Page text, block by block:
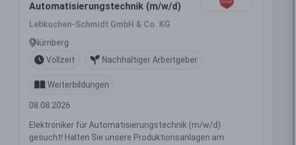
Automatisierungstechnik (m/w/d)
Lebkuchen-Schmidt GmbH & Co. KG
Nürnberg
Vollzeit
Nachhaltiger Arbeitgeber
Weiterbildungen
08.08.2026
Elektroniker für Automatisierungstechnik (m/w/d)
gesucht! Halten Sie unsere Produktionsanlagen am